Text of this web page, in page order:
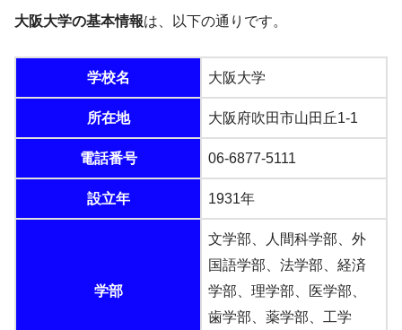
大阪大学の基本情報は、以下の通りです。
学校名 大阪大学
所在地 大阪府吹田市山田丘1-1
電話番号 06-6877-5111
設立年 1931年
学部
文学部、人間科学部、外
国語学部、法学部、経済
学部、理学部、医学部、
歯学部、薬学部、工学